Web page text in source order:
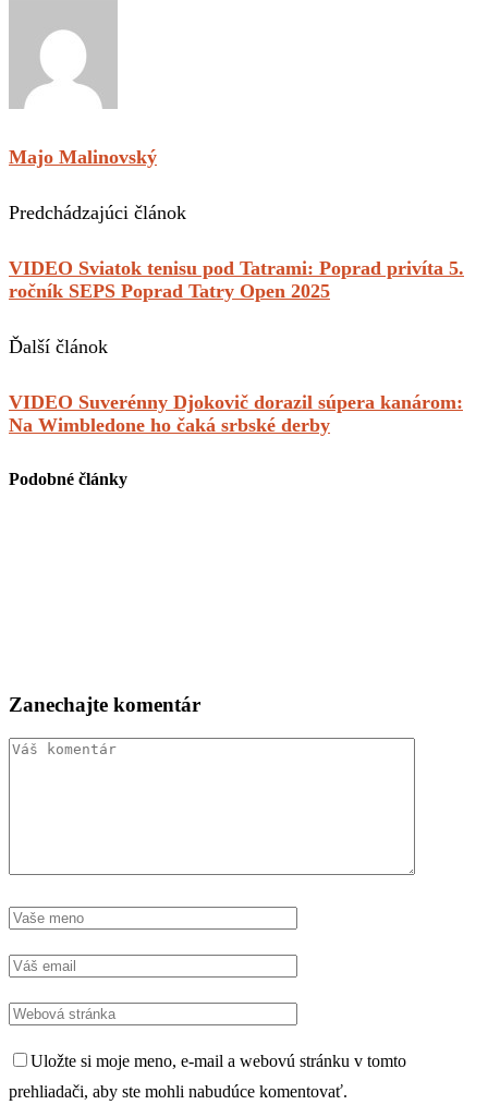
Majo Malinovský
Predchádzajúci článok
VIDEO Sviatok tenisu pod Tatrami: Poprad privíta 5.
ročník SEPS Poprad Tatry Open 2025
Ďalší článok
VIDEO Suverénny Djokovič dorazil súpera kanárom:
Na Wimbledone ho čaká srbské derby
Podobné články
Zanechajte komentár
Uložte si moje meno, e-mail a webovú stránku v tomto
prehliadači, aby ste mohli nabudúce komentovať.